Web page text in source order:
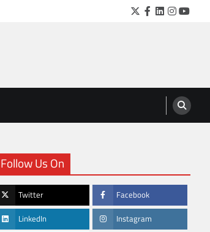
Twitter
Facebook
LinkedIn
Follow Us On
Twitter Facebook
LinkedIn Instagram